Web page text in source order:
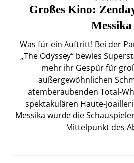
Großes Kino:
Messika
Was für ein Auftritt! Bei der
„The Odyssey“ bewies
mehr ihr Gespür für
außergewöhnlichen
atemberaubenden Total-
spektakulären Haute-
Messika wurde die
Mittelpunkt des